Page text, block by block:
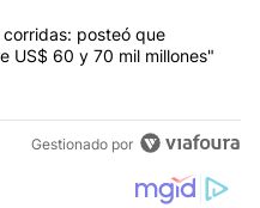
"Milei, listo para 'atajar'
posteó que
US$ 60 y 70 mil millones"
Gestionado por